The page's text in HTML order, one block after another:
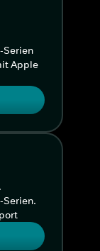
Serien
Apple
Serien.